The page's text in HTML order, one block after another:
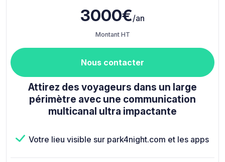
3000€/an
Montant HT
Nous contacter
Attirez des voyageurs dans un large
périmètre avec une communication
multicanal ultra impactante
Votre lieu visible sur park4night.com et les apps